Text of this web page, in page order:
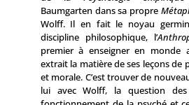
Baumgarten dans sa propre
Wolff. Il en fait le noyau
discipline philosophique, l’
premier à enseigner en monde
extrait la matière de ses leçons de
et morale. C’est trouver de
lui avec Wolff, la question